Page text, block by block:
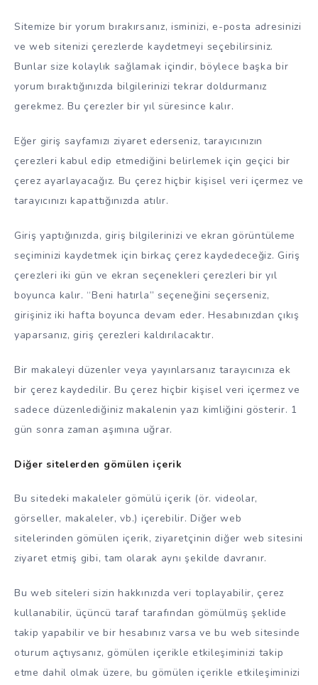
Sitemize bir yorum bırakırsanız, isminizi, e-posta adresinizi
ve web sitenizi çerezlerde kaydetmeyi seçebilirsiniz.
Bunlar size kolaylık sağlamak içindir, böylece başka bir
yorum bıraktığınızda bilgilerinizi tekrar doldurmanız
gerekmez. Bu çerezler bir yıl süresince kalır.
Eğer giriş sayfamızı ziyaret ederseniz, tarayıcınızın
çerezleri kabul edip etmediğini belirlemek için geçici bir
çerez ayarlayacağız. Bu çerez hiçbir kişisel veri içermez ve
tarayıcınızı kapattığınızda atılır.
Giriş yaptığınızda, giriş bilgilerinizi ve ekran görüntüleme
seçiminizi kaydetmek için birkaç çerez kaydedeceğiz. Giriş
çerezleri iki gün ve ekran seçenekleri çerezleri bir yıl
boyunca kalır. “Beni hatırla” seçeneğini seçerseniz,
girişiniz iki hafta boyunca devam eder. Hesabınızdan çıkış
yaparsanız, giriş çerezleri kaldırılacaktır.
Bir makaleyi düzenler veya yayınlarsanız tarayıcınıza ek
bir çerez kaydedilir. Bu çerez hiçbir kişisel veri içermez ve
sadece düzenlediğiniz makalenin yazı kimliğini gösterir. 1
gün sonra zaman aşımına uğrar.
Diğer sitelerden gömülen içerik
Bu sitedeki makaleler gömülü içerik (ör. videolar,
görseller, makaleler, vb.) içerebilir. Diğer web
sitelerinden gömülen içerik, ziyaretçinin diğer web sitesini
ziyaret etmiş gibi, tam olarak aynı şekilde davranır.
Bu web siteleri sizin hakkınızda veri toplayabilir, çerez
kullanabilir, üçüncü taraf tarafından gömülmüş şeklide
takip yapabilir ve bir hesabınız varsa ve bu web sitesinde
oturum açtıysanız, gömülen içerikle etkileşiminizi takip
etme dahil olmak üzere, bu gömülen içerikle etkileşiminizi